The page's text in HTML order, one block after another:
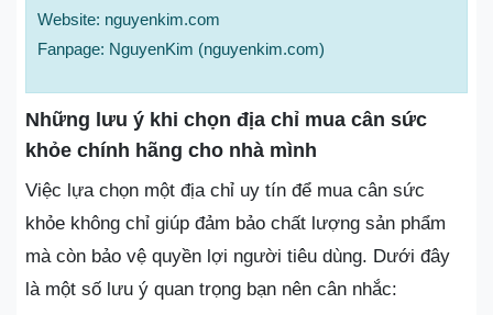
Website: nguyenkim.com
Fanpage: NguyenKim (nguyenkim.com)
Những lưu ý khi chọn địa chỉ mua cân sức
khỏe chính hãng cho nhà mình
Việc lựa chọn một địa chỉ uy tín để mua cân sức
khỏe không chỉ giúp đảm bảo chất lượng sản phẩm
mà còn bảo vệ quyền lợi người tiêu dùng. Dưới đây
là một số lưu ý quan trọng bạn nên cân nhắc: